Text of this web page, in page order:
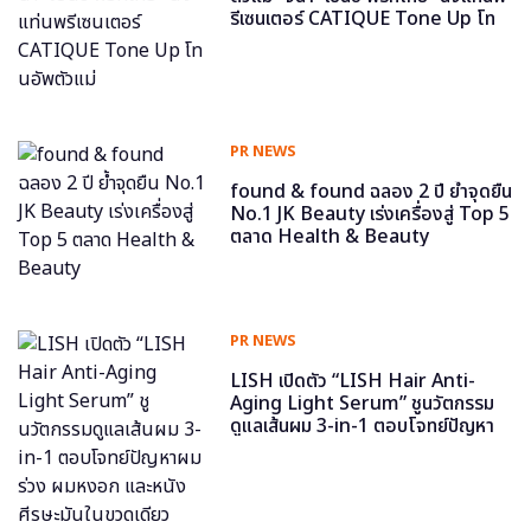
รีเซนเตอร์ CATIQUE Tone Up โท
PR NEWS
found & found ฉลอง 2 ปี ย้ำจุดยืน
No.1 JK Beauty เร่งเครื่องสู่ Top 5
ตลาด Health & Beauty
PR NEWS
LISH เปิดตัว “LISH Hair Anti-
Aging Light Serum” ชูนวัตกรรม
ดูแลเส้นผม 3-in-1 ตอบโจทย์ปัญหา